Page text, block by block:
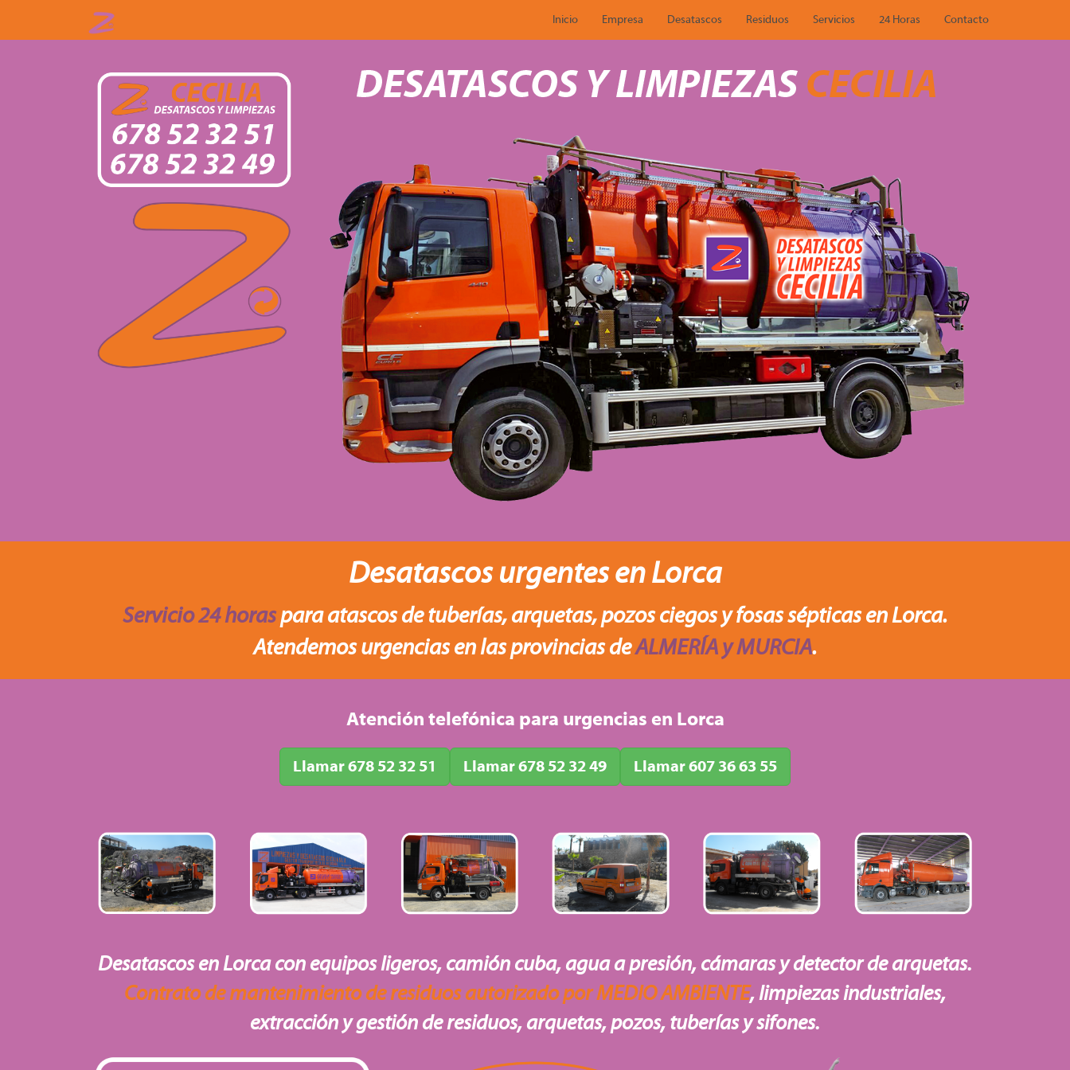
Inicio Empresa Desatascos Residuos Servicios 24 Horas Contacto
Desatascos urgentes en Lorca
Servicio 24 horaspara atascos de tuberías, arquetas, pozos ciegos y fosas sépticas en Lorca.
Atendemos urgencias en las provincias deALMERÍA y MURCIA.
Atención telefónica para urgencias en Lorca
Llamar 678 52 32 51 Llamar 678 52 32 49 Llamar 607 36 63 55
Desatascos en Lorca con equipos ligeros, camión cuba, agua a presión, cámaras y detector de arquetas.
Contrato de mantenimiento de residuos autorizado por MEDIO AMBIENTE, limpiezas industriales,
extracción y gestión de residuos, arquetas, pozos, tuberías y sifones.